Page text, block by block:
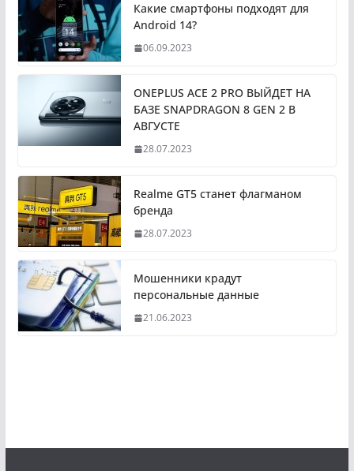
Какие смартфоны подходят для
Android 14?
06.09.2023
ONEPLUS ACE 2 PRO ВЫЙДЕТ НА
БАЗЕ SNAPDRAGON 8 GEN 2 В
АВГУСТЕ
28.07.2023
Realme GT5 станет флагманом
бренда
28.07.2023
Мошенники крадут
персональные данные
21.06.2023